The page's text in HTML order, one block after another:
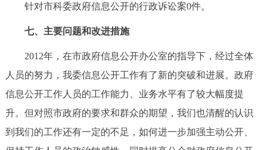
针对市科委政府信息公开的行政诉讼案0件。
七、主要问题和改进措施
2012年，在市政府信息公开办公室的指导下，经过全体
人员的努力，我委信息公开工作有了新的突破和进展。政府
信息公开工作人员的工作能力、业务水平有了较大幅度提
升。但对照市政府的要求和群众的期望，我们也清醒的认识
到我们的工作还有一定的不足，如何进一步加强主动公开、